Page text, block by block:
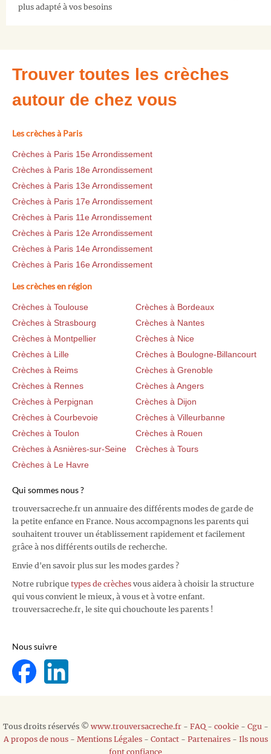
plus adapté à vos besoins
Trouver toutes les crèches
autour de chez vous
Les crèches à Paris
Crèches à Paris 15e Arrondissement
Crèches à Paris 18e Arrondissement
Crèches à Paris 13e Arrondissement
Crèches à Paris 17e Arrondissement
Crèches à Paris 11e Arrondissement
Crèches à Paris 12e Arrondissement
Crèches à Paris 14e Arrondissement
Crèches à Paris 16e Arrondissement
Les crèches en région
Crèches à Toulouse
Crèches à Bordeaux
Crèches à Strasbourg
Crèches à Nantes
Crèches à Montpellier
Crèches à Nice
Crèches à Lille
Crèches à Boulogne-Billancourt
Crèches à Reims
Crèches à Grenoble
Crèches à Rennes
Crèches à Angers
Crèches à Perpignan
Crèches à Dijon
Crèches à Courbevoie
Crèches à Villeurbanne
Crèches à Toulon
Crèches à Rouen
Crèches à Asnières-sur-Seine
Crèches à Tours
Crèches à Le Havre
Qui sommes nous ?
trouversacreche.fr un annuaire des différents modes de garde de
la petite enfance en France. Nous accompagnons les parents qui
souhaitent trouver un établissement rapidement et facilement
grâce à nos différents outils de recherche.
Envie d'en savoir plus sur les modes gardes ?
Notre rubrique types de crèches vous aidera à choisir la structure
qui vous convient le mieux, à vous et à votre enfant.
trouversacreche.fr, le site qui chouchoute les parents !
Nous suivre
Tous droits réservés © www.trouversacreche.fr- FAQ- cookie- Cgu -
A propos de nous- Mentions Légales- Contact- Partenaires- Ils nous
font confiance